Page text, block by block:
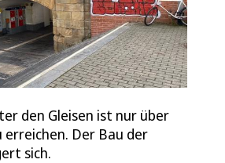
den Gleisen ist nur über
erreichen. Der Bau der
sich.